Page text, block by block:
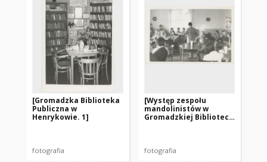
[Gromadzka Biblioteka
Publiczna w
Henrykowie. 1]
fotografia
[Występ zespołu
mandolinistów w
Gromadzkiej Bibliotece
fotografia